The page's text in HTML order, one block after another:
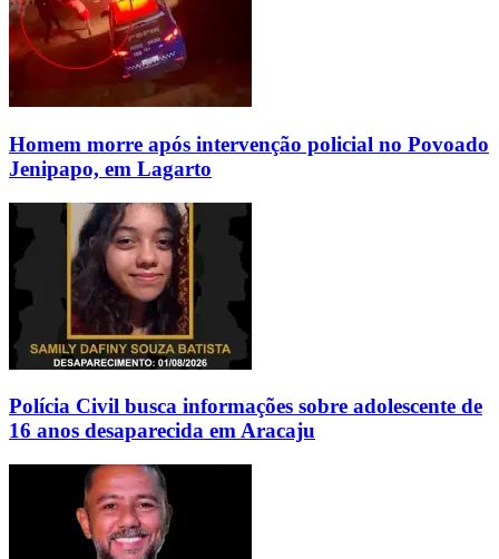
Homem morre após intervenção policial no Povoado
Jenipapo, em Lagarto
Polícia Civil busca informações sobre adolescente de
16 anos desaparecida em Aracaju